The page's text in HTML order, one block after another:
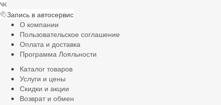
Запись в автосервис
О компании
Пользовательское соглашение
Оплата и доставка
Программа Лояльности
Каталог товаров
Услуги и цены
Скидки и акции
Возврат и обмен